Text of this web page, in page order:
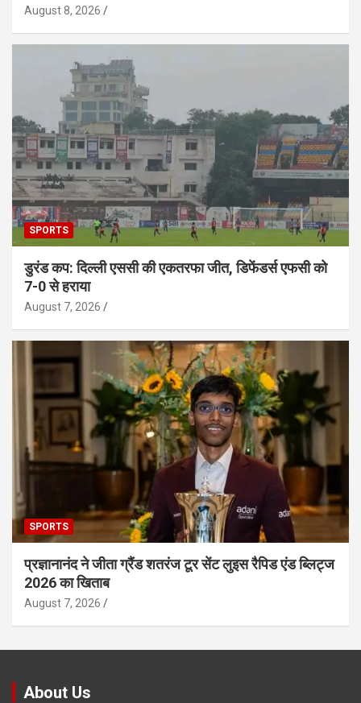
August 8, 2026
SPORTS
डुरंड कप: दिल्ली एससी की एकतरफा जीत, डिफेंडर्स एफसी को
7-0 से हराया
August 7, 2026
SPORTS
प्रज्ञानानंद ने जीता ग्रैंड शतरंज टूर सेंट लुइस रैपिड एंड ब्लिट्ज
2026 का खिताब
August 7, 2026
About Us